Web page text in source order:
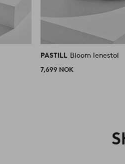
PASTILL Bloom lenestol
7,699 NOK